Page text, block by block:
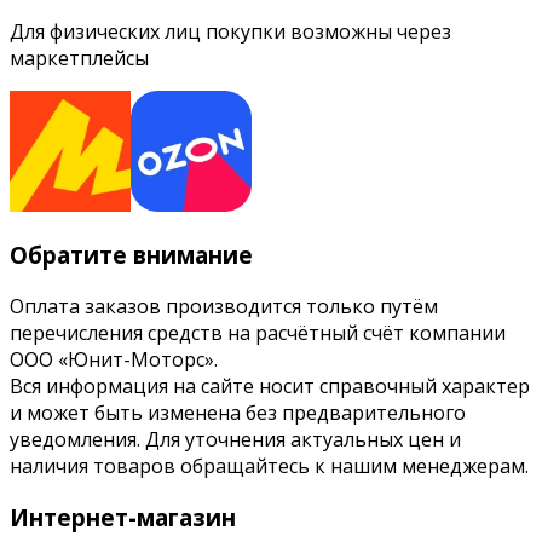
Для физических лиц покупки возможны через
маркетплейсы
Обратите внимание
Оплата заказов производится только путём
перечисления средств на расчётный счёт компании
ООО «Юнит-Моторс».
Вся информация на сайте носит справочный характер
и может быть изменена без предварительного
уведомления. Для уточнения актуальных цен и
наличия товаров обращайтесь к нашим менеджерам.
Интернет-магазин